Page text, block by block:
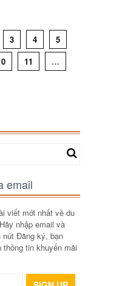
3 4
5
11
…
email
viết mới nhất về du
nhập email và
nút Đăng ký, bạn
tin khuyến mãi